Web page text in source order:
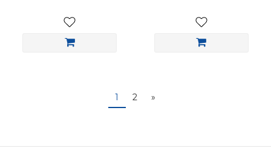
1 2 »